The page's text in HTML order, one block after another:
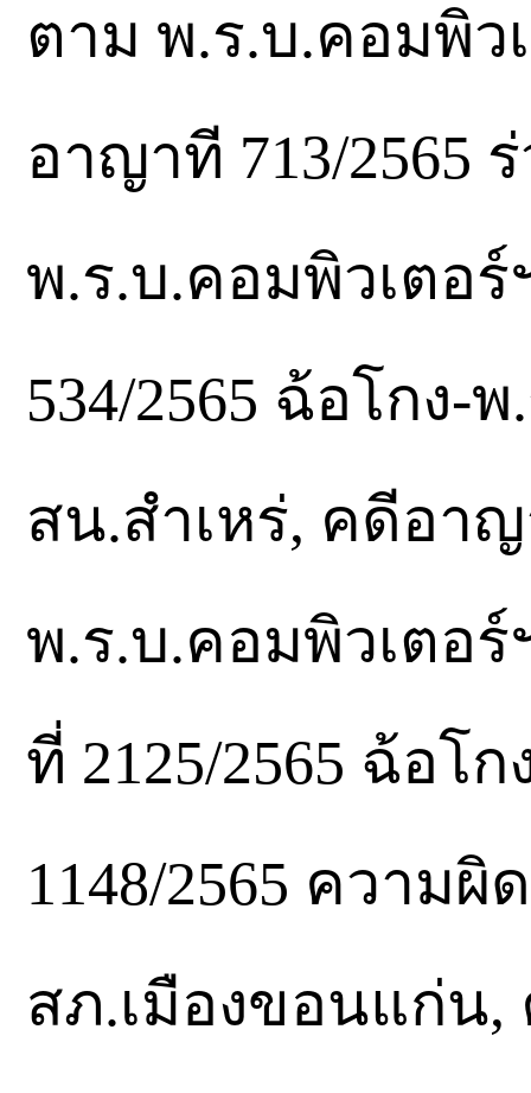
ตาม พ.ร.บ.คอมพิว
อาญาที 713/2565
พ.ร.บ.คอมพิวเตอ
534/2565 ฉ้อโกง-
สน.สำเหร่, คดีอาญ
พ.ร.บ.คอมพิวเตอ
ที่ 2125/2565 ฉ้อโ
1148/2565 ความ
สภ.เมืองขอนแก่น,